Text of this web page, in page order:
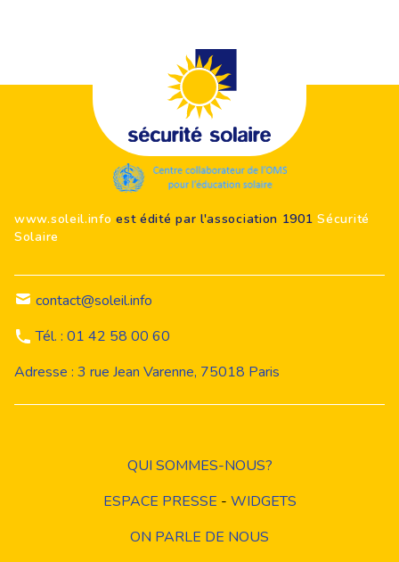
www.soleil.info est édité par l'association 1901Sécurité
Solaire
contact@soleil.info
Tél. : 01 42 58 00 60
Adresse : 3 rue Jean Varenne, 75018 Paris
QUI SOMMES-NOUS?
ESPACE PRESSE - WIDGETS
ON PARLE DE NOUS